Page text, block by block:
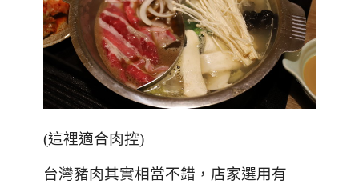
(這裡適合肉控)
台灣豬肉其實相當不錯，店家選用有